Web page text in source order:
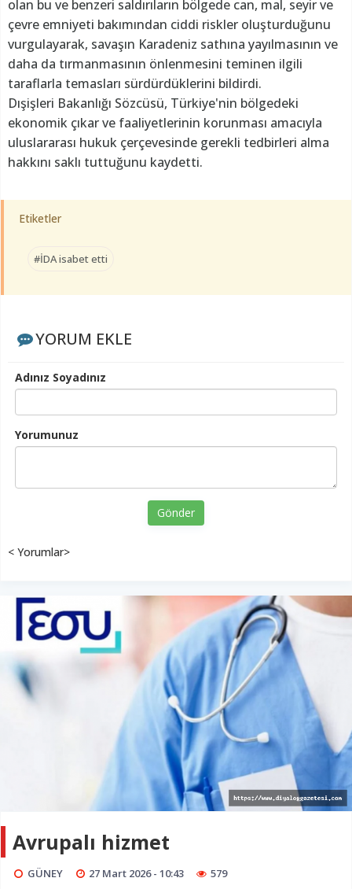
olan bu ve benzeri saldırıların bölgede can, mal, seyir ve
çevre emniyeti bakımından ciddi riskler oluşturduğunu
vurgulayarak, savaşın Karadeniz sathına yayılmasının ve
daha da tırmanmasının önlenmesini teminen ilgili
taraflarla temasları sürdürdüklerini bildirdi.
Dışişleri Bakanlığı Sözcüsü, Türkiye'nin bölgedeki
ekonomik çıkar ve faaliyetlerinin korunması amacıyla
uluslararası hukuk çerçevesinde gerekli tedbirleri alma
hakkını saklı tuttuğunu kaydetti.
Etiketler
#İDA isabet etti
YORUM EKLE
Adınız Soyadınız
Yorumunuz
Gönder
< Yorumlar>
Avrupalı hizmet
GÜNEY 27 Mart 2026 - 10:43 579